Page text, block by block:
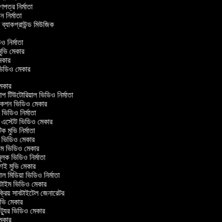
নির্মাতা
নির্মাতা
ব্যাকগ্রাউন্ড মিউজিক
নির্মাতা
মেকার
মেকার
ভিডিও নির্মাতা
ভিডিও মেকার
নির্মাতা
ভিডিও মেকার
মুভি নির্মাতা
মেকার
ভিডিও মেকার
ভিডিও নির্মাতা
মুভি মেকার
ভিডিও নির্মাতা
ভিডিও মেকার
সাবটাইটেল জেনারেটর
মেকার
ভিডিও মেকার